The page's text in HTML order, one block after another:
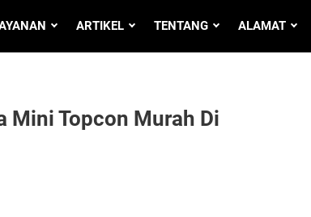
ARTIKEL TENTANG ALAMAT
Mini Topcon Murah Di